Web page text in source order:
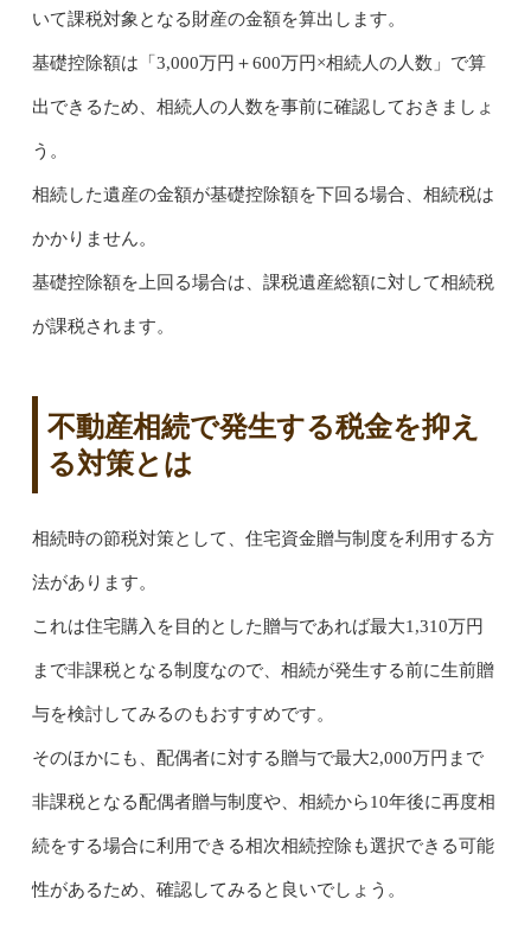
いて課税対象となる財産の金額を算出します。
基礎控除額は「3,000万円＋600万円×相続人の人数」で算
出できるため、相続人の人数を事前に確認しておきましょ
う。
相続した遺産の金額が基礎控除額を下回る場合、相続税は
かかりません。
基礎控除額を上回る場合は、課税遺産総額に対して相続税
が課税されます。
不動産相続で発生する税金を抑え
る対策とは
相続時の節税対策として、住宅資金贈与制度を利用する方
法があります。
これは住宅購入を目的とした贈与であれば最大1,310万円
まで非課税となる制度なので、相続が発生する前に生前贈
与を検討してみるのもおすすめです。
そのほかにも、配偶者に対する贈与で最大2,000万円まで
非課税となる配偶者贈与制度や、相続から10年後に再度相
続をする場合に利用できる相次相続控除も選択できる可能
性があるため、確認してみると良いでしょう。